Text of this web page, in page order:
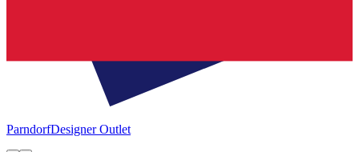
ParndorfDesigner Outlet